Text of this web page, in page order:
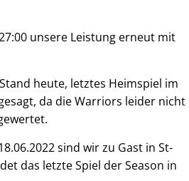
unsere Leistung erneut mit
heute, letztes Heimspiel im
da die Warriors leider nicht
sind wir zu Gast in St-
das letzte Spiel der Season in